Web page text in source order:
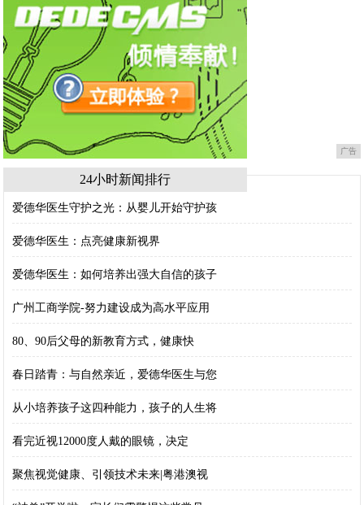
广告
24小时新闻排行
爱德华医生守护之光：从婴儿开始守护孩
爱德华医生：点亮健康新视界
爱德华医生：如何培养出强大自信的孩子
广州工商学院-努力建设成为高水平应用
80、90后父母的新教育方式，健康快
春日踏青：与自然亲近，爱德华医生与您
从小培养孩子这四种能力，孩子的人生将
看完近视12000度人戴的眼镜，决定
聚焦视觉健康、引领技术未来|粤港澳视